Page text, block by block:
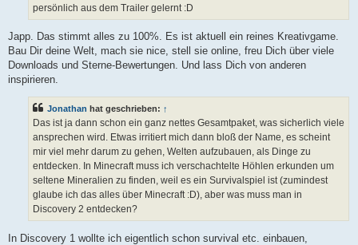
persönlich aus dem Trailer gelernt :D
Japp. Das stimmt alles zu 100%. Es ist aktuell ein reines Kreativgame.
Bau Dir deine Welt, mach sie nice, stell sie online, freu Dich über viele
Downloads und Sterne-Bewertungen. Und lass Dich von anderen
inspirieren.
Jonathan hat geschrieben: ↑
Das ist ja dann schon ein ganz nettes Gesamtpaket, was sicherlich viele
ansprechen wird. Etwas irritiert mich dann bloß der Name, es scheint
mir viel mehr darum zu gehen, Welten aufzubauen, als Dinge zu
entdecken. In Minecraft muss ich verschachtelte Höhlen erkunden um
seltene Mineralien zu finden, weil es ein Survivalspiel ist (zumindest
glaube ich das alles über Minecraft :D), aber was muss man in
Discovery 2 entdecken?
In Discovery 1 wollte ich eigentlich schon survival etc. einbauen,